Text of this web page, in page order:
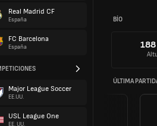
Real Madrid CF
España
FC Barcelona
España
Major League Soccer
EE.UU.
USL League One
EE. UU.
BÍO
ÚLTIMA